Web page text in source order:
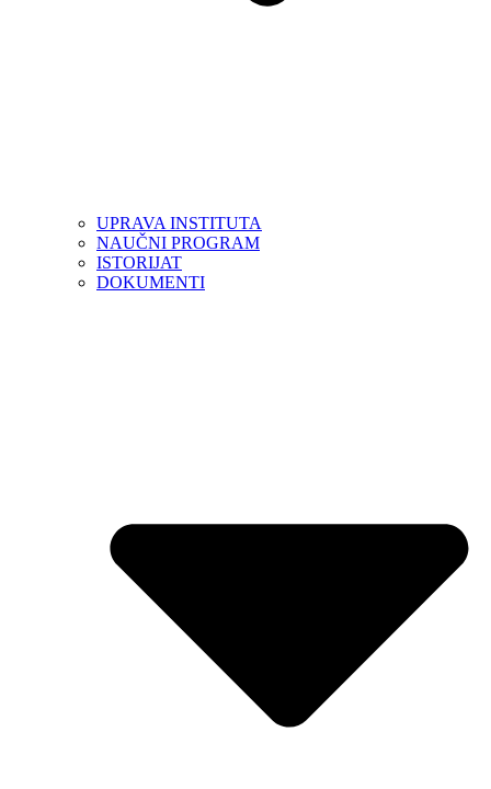
UPRAVA INSTITUTA
NAUČNI PROGRAM
ISTORIJAT
DOKUMENTI